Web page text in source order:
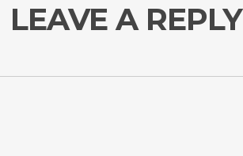
LEAVE A REPLY